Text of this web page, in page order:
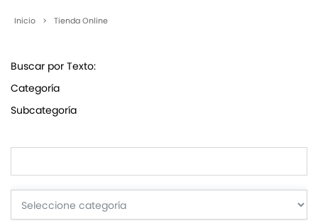
Inicio > Tienda Online
Buscar por Texto:
Categoría
Subcategoría